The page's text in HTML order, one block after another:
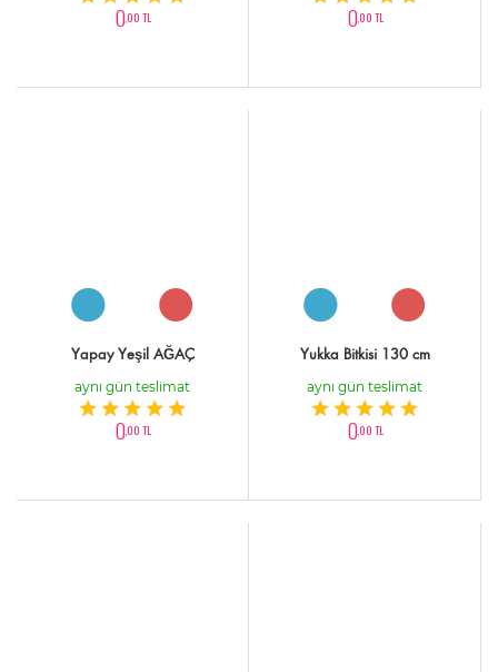
0,00 TL 0,00 TL
Yapay Yeşil AĞAÇ
aynı gün teslimat
0,00 TL
Yukka Bitkisi 130 cm
aynı gün teslimat
0,00 TL